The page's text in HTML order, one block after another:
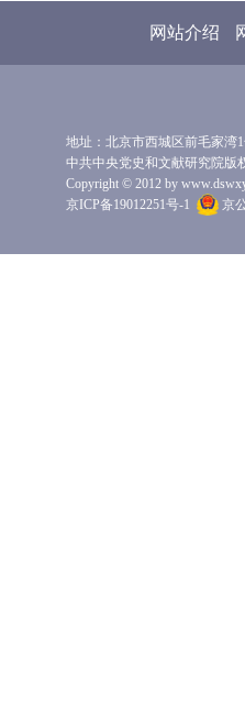
网站介绍
地址：北京市西城区前毛家湾
中共中央党史和文献研究院版
Copyright © 2012 by
京ICP备19012251号-1
京